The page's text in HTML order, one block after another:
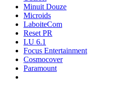
Minuit Douze
Microids
LaboiteCom
Reset PR
LU 6.1
Focus Entertainment
Cosmocover
Paramount